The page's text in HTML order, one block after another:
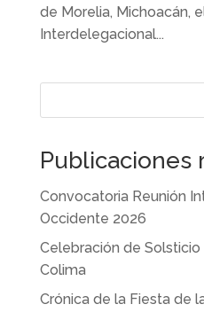
de Morelia, Michoacán,
Interdelegacional...
Publicaciones
Convocatoria Reunión
Occidente 2026
Celebración de
Colima
Crónica de la Fiesta de